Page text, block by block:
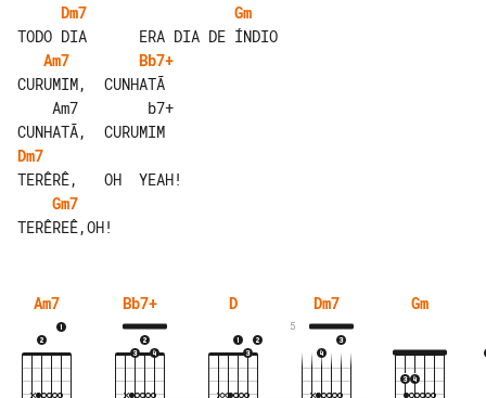
Dm7
Gm
Am7
Bb7+
CURUMIM,  CUNHATÃ
Dm7
Gm7
Am7 Bb7+ D Dm7
5
Gm